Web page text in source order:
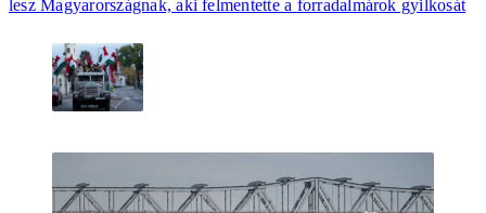
lesz Magyarországnak, aki felmentette a forradalmárok gyilkosát